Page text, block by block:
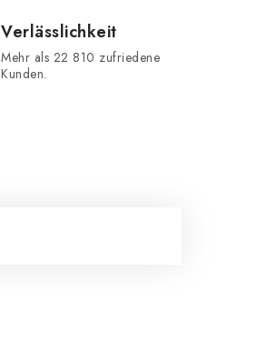
Verlässlichkeit
Mehr als 22 810 zufriedene
Kunden.